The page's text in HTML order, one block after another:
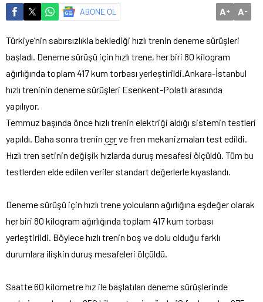
ABONE OL A+ A-
Türkiye’nin sabırsızlıkla beklediği hızlı trenin deneme sürüşleri
başladı. Deneme sürüşü için hızlı trene, her biri 80 kilogram
ağırlığında toplam 417 kum torbası yerleştirildi.Ankara-İstanbul
hızlı treninin deneme sürüşleri Esenkent-Polatlı arasında
yapılıyor.
Temmuz başında önce hızlı trenin elektriği aldığı sistemin testleri
yapıldı. Daha sonra trenin cerve fren mekanizmaları test edildi.
Hızlı tren setinin değişik hızlarda duruş mesafesi ölçüldü. Tüm bu
testlerden elde edilen veriler standart değerlerle kıyaslandı.
Deneme sürüşü için hızlı trene yolcuların ağırlığına eşdeğer olarak
her biri 80 kilogram ağırlığında toplam 417 kum torbası
yerleştirildi. Böylece hızlı trenin boş ve dolu olduğu farklı
durumlara ilişkin duruş mesafeleri ölçüldü.
Saatte 60 kilometre hız ile başlatılan deneme sürüşlerinde